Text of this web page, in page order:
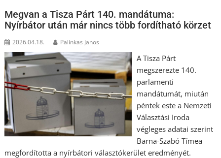
Megvan a Tisza Párt 140. mandátuma:
Nyírbátor után már nincs több fordítható körzet
2026.04.18. Palinkas Janos
A Tisza Párt
megszerezte 140.
parlamenti
mandátumát, miután
péntek este a Nemzeti
Választási Iroda
végleges adatai szerint
Barna-Szabó Tímea
megfordította a nyírbátori választókerület eredményét.